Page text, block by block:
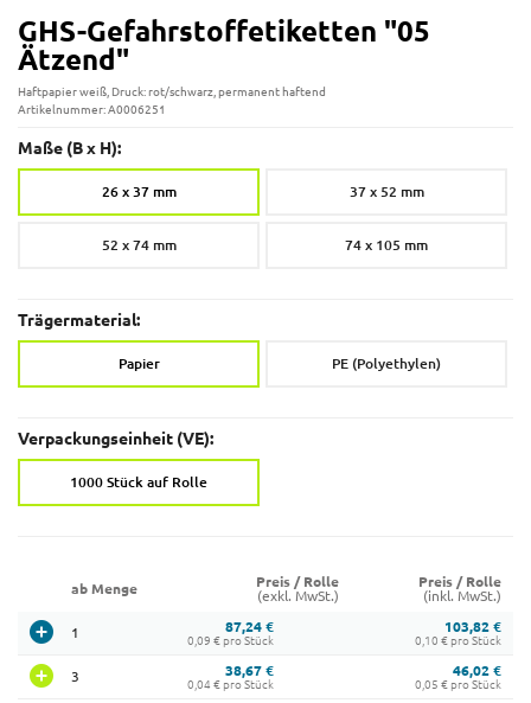
GHS-Gefahrstoffetiketten "05
Ätzend"
Haftpapier weiß, Druck: rot/schwarz, permanent haftend
Artikelnummer: A0006251
Maße (B x H):
26 x 37 mm 37 x 52 mm
52 x 74 mm 74 x 105 mm
Trägermaterial:
Papier PE (Polyethylen)
Verpackungseinheit (VE):
1000 Stück auf Rolle
ab Menge
Preis / Rolle
(exkl. MwSt.)
Preis / Rolle
(inkl. MwSt.)
1 87,24 €
0,09 € pro Stück
103,82 €
0,10 € pro Stück
3 38,67 €
0,04 € pro Stück
46,02 €
0,05 € pro Stück